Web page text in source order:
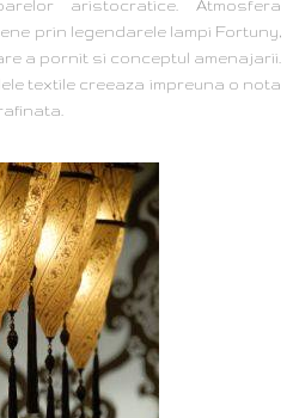
aristocratice. Atmosfera
prin legendarele lampi Fortuny,
a pornit si conceptul amenajarii.
textile creeaza impreuna o nota